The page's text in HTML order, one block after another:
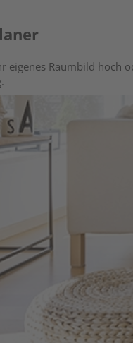
eigenes Raumbild hoch